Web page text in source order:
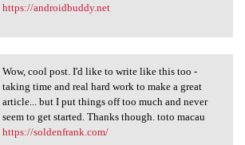
https://androidbuddy.net
cool post. I'd like to
Wow, cool post. I'd like to write like this too -
taking time and real hard work to make a great
article... but I put things off too much and never
seem to get started. Thanks though. toto macau
https://soldenfrank.com/